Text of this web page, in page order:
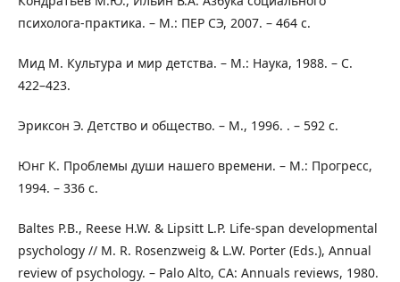
психолога-практика. – М.: ПЕР СЭ, 2007. – 464 с.
Мид М. Культура и мир детства. – М.: Наука, 1988. – С.
422–423.
Эриксон Э. Детство и общество. – М., 1996. . – 592 с.
Юнг К. Проблемы души нашего времени. – М.: Прогресс,
1994. – 336 с.
Baltes P.B., Reese H.W. & Lipsitt L.P. Life-span developmental
psychology // M. R. Rosenzweig & L.W. Porter (Eds.), Annual
review of psychology. – Palo Alto, CA: Annuals reviews, 1980.